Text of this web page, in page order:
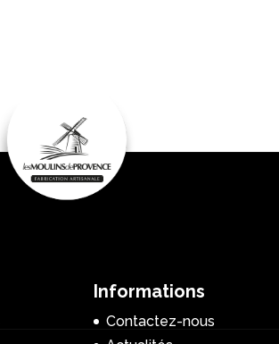
Informations
Contactez-nous